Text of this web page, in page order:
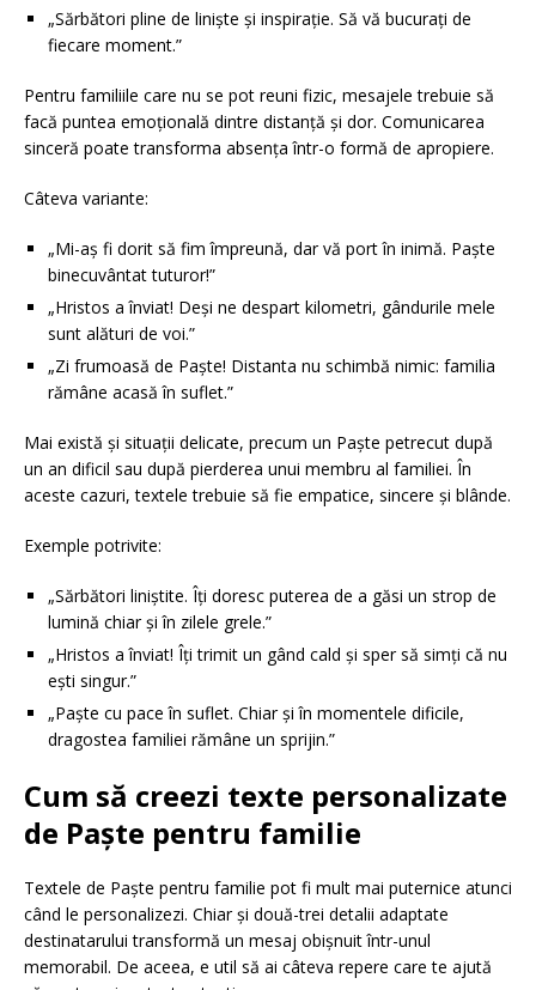
„Sărbători pline de liniște și inspirație. Să vă bucurați de
fiecare moment.”
Pentru familiile care nu se pot reuni fizic, mesajele trebuie să
facă puntea emoțională dintre distanță și dor. Comunicarea
sinceră poate transforma absența într-o formă de apropiere.
Câteva variante:
„Mi-aș fi dorit să fim împreună, dar vă port în inimă. Paște
binecuvântat tuturor!”
„Hristos a înviat! Deși ne despart kilometri, gândurile mele
sunt alături de voi.”
„Zi frumoasă de Paște! Distanta nu schimbă nimic: familia
rămâne acasă în suflet.”
Mai există și situații delicate, precum un Paște petrecut după
un an dificil sau după pierderea unui membru al familiei. În
aceste cazuri, textele trebuie să fie empatice, sincere și blânde.
Exemple potrivite:
„Sărbători liniștite. Îți doresc puterea de a găsi un strop de
lumină chiar și în zilele grele.”
„Hristos a înviat! Îți trimit un gând cald și sper să simți că nu
ești singur.”
„Paște cu pace în suflet. Chiar și în momentele dificile,
dragostea familiei rămâne un sprijin.”
Cum să creezi texte personalizate
de Paște pentru familie
Textele de Paște pentru familie pot fi mult mai puternice atunci
când le personalizezi. Chiar și două-trei detalii adaptate
destinatarului transformă un mesaj obișnuit într-unul
memorabil. De aceea, e util să ai câteva repere care te ajută